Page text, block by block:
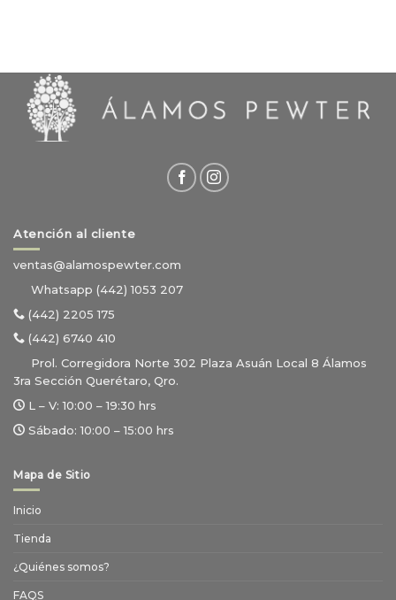
Atención al cliente
ventas@alamospewter.com
Whatsapp (442) 1053 207
(442) 2205 175
(442) 6740 410
Prol. Corregidora Norte 302 Plaza Asuán Local 8 Álamos
3ra Sección Querétaro, Qro.
L – V: 10:00 – 19:30 hrs
Sábado: 10:00 – 15:00 hrs
Mapa de Sitio
Inicio
Tienda
¿Quiénes somos?
FAQS